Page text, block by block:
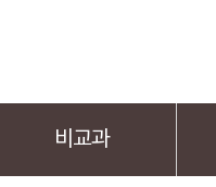
비교과